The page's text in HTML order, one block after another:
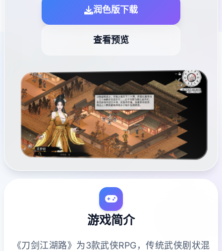
润色版下载
查看预览
游戏简介
《刀剑江湖路》为3款武侠RPG，传统武侠剧状混